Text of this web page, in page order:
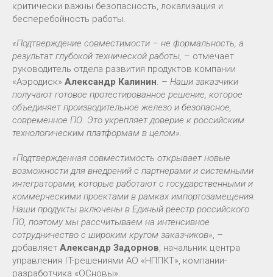
критически важны безопасность, локализация и
бесперебойность работы.
«Подтверждение совместимости – не формальность, а
результат глубокой технической работы, – отмечает
руководитель отдела развития продуктов компании
«Аэродиск» Александр Калинин. – Наши заказчики
получают готовое протестированное решение, которое
объединяет производительное железо и безопасное,
современное ПО. Это укрепляет доверие к российским
технологическим платформам в целом».
«Подтвержденная совместимость открывает новые
возможности для внедрений с партнерами и системными
интеграторами, которые работают с государственными и
коммерческими проектами в рамках импортозамещения.
Наши продукты включены в Единый реестр российского
ПО, поэтому мы рассчитываем на интенсивное
сотрудничество с широким кругом заказчиков» , –
добавляет Александр Задорнов , начальник центра
управления IT-решениями АО «НППКТ», компании-
разработчика «ОСновы».